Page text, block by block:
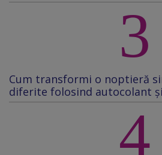
3
Cum transformi o noptieră
diferite folosind autocolant
4